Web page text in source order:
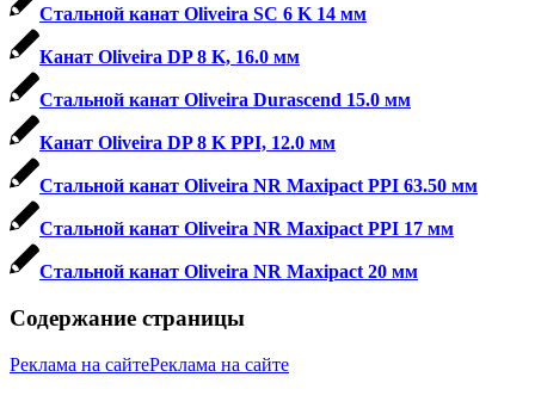
Стальной канат Oliveira SC 6 K 14 мм
Канат Oliveira DP 8 K, 16.0 мм
Стальной канат Oliveira Durascend 15.0 мм
Канат Oliveira DP 8 K PPI, 12.0 мм
Стальной канат Oliveira NR Maxipact PPI 63.50 мм
Стальной канат Oliveira NR Maxipact PPI 17 мм
Стальной канат Oliveira NR Maxipact 20 мм
Содержание страницы
Реклама на сайтеРеклама на сайте